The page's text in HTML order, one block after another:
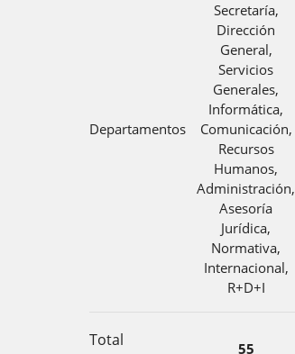
Departamentos
Secretaría,
Dirección
General,
Servicios
Generales,
Informática,
Comunicación,
Recursos
Humanos,
Administración,
Asesoría
Jurídica,
Normativa,
Internacional,
R+D+I
Total 55